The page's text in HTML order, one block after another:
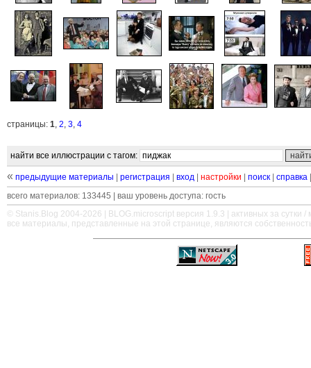
страницы: 1, 2, 3, 4
найти все иллюстрации с тагом:
« предыдущие материалы регистрация вход настройки поиск справка
всего материалов: 133445 | ваш уровень доступа: гость
© Stanis.Blog 2004-2026 |
BLOG.microscript версия 1.9.3 | активных за сутки /
все материалы, представленные на этой странице, являются
———————————————————